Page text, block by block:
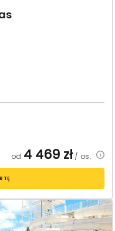
od 4 469 zł/ os.